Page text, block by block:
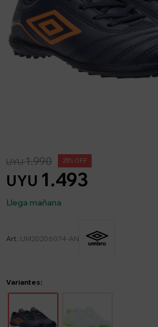
UYU 1.493
UYU1.990 25
Llega mañana
UM20206074-AN
Variantes: